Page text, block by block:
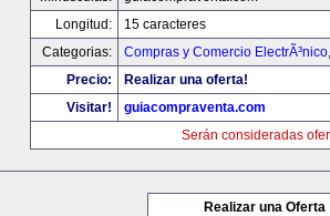
Longitud:
15 caracteres
Categorias:
Compras y Comercio ElectrÃ³nico
Precio:
Realizar una oferta!
Visitar!
guiacompraventa.com
Serán consideradas
Realizar una Oferta